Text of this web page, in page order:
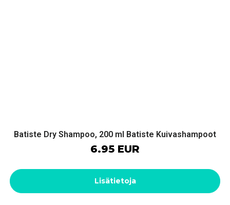
Batiste Dry Shampoo, 200 ml Batiste Kuivashampoot
6.95 EUR
Lisätietoja